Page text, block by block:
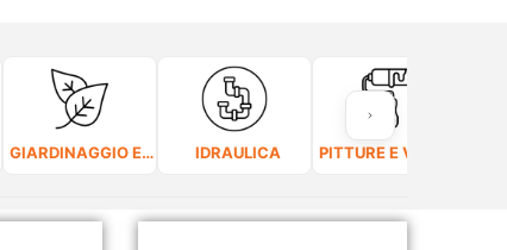
GIARDINAGGIO E CURA DEL VERDE IDRAULICA